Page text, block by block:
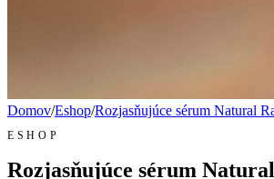
Domov/Eshop/Rozjasňujúce sérum Natural
ESHOP
Rozjasňujúce sérum